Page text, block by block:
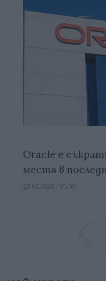
Oracle е
места в
23.06.2026 / 15:00